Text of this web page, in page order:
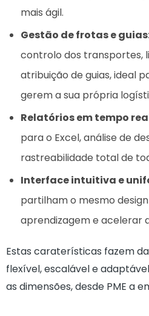
mais ágil.
Gestão de frotas e
controlo dos transportes,
atribuição de guias, ideal
gerem a sua própria
Relatórios em tempo
para o Excel, análise de
rastreabilidade total de
Interface intuitiva e
partilham o mesmo
aprendizagem e acelerar
Estas caraterísticas fazem
flexível, escalável e
as dimensões, desde PME a